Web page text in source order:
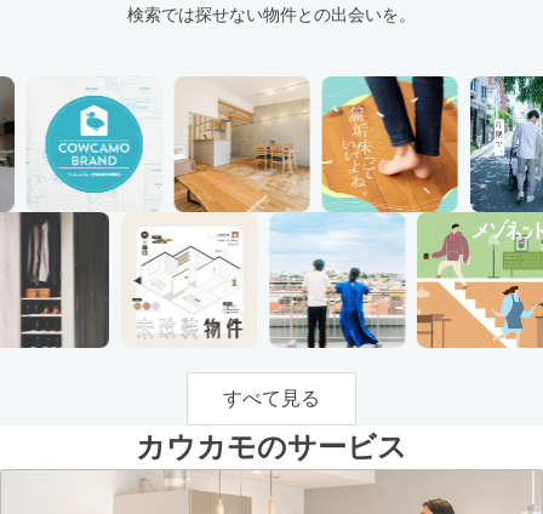
検索では探せない物件との出会いを。
すべて見る
カウカモのサービス